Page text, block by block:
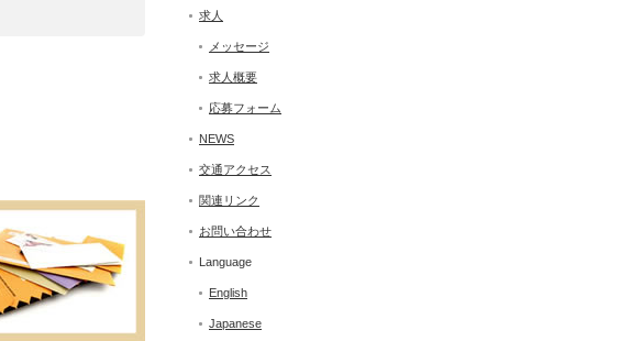
求人
メッセージ
求人概要
応募フォーム
NEWS
交通アクセス
関連リンク
お問い合わせ
Language
English
Japanese